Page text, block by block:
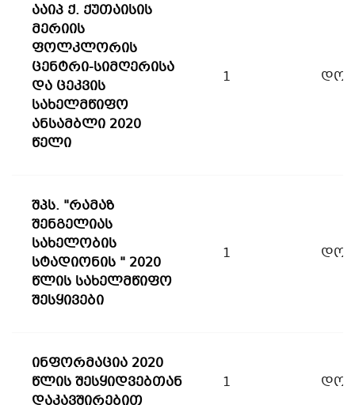
ააიპ ქ. ქუთაისის
მერიის
ფოლკლორის
ცენტრი-სიმღერისა
და ცეკვის
სახელმწიფო
ანსამბლი 2020
წელი
1
შპს. "რამაზ
შენგელიას
სახელობის
სტადიონის " 2020
წლის სახელმწიფო
შესყივები
1
ინფორმაცია 2020
წლის შესყიდვებთან
1